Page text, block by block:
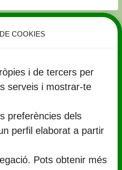
COOKIES
i de tercers per
serveis i mostrar-te
preferències dels
perfil elaborat a partir
Pots obtenir més
Llorenç del Penedès